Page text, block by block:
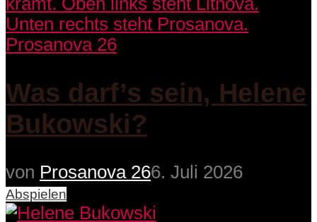
Prosanova 26
Was darf’s sein, Helene
Bukowski?
von Prosanova 266. Juli 2026
Abspielen